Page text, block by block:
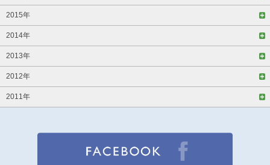
2015年
2014年
2013年
2012年
2011年